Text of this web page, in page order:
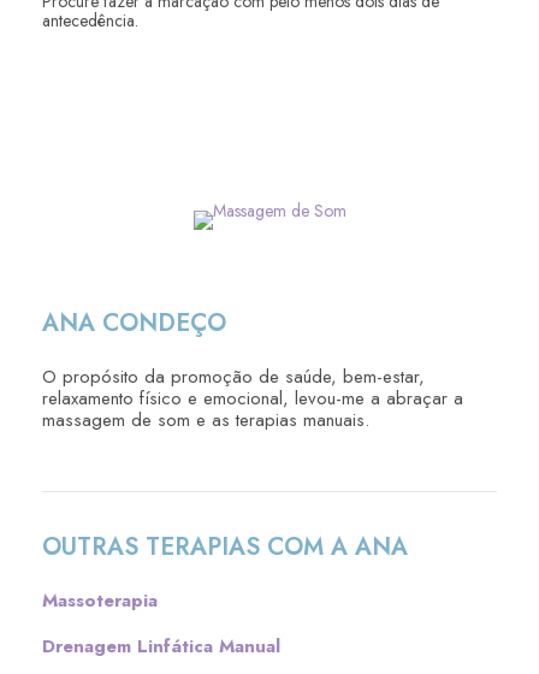
antecedência.
ANA CONDEÇO
O propósito da promoção de saúde, bem-estar,
relaxamento físico e emocional, levou-me a abraçar a
massagem de som e as terapias manuais.
OUTRAS TERAPIAS COM A ANA
Massoterapia
Drenagem Linfática Manual